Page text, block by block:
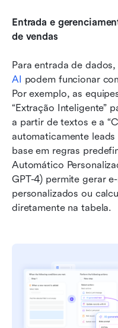
Entrada e
de vendas
Para entrada de dados,
AI podem funcionar
Por exemplo, as
“Extração Inteligente”
a partir de textos e a
automaticamente leads
base em regras
Automático
GPT-4) permite gerar
personalizados ou
diretamente na tabela.